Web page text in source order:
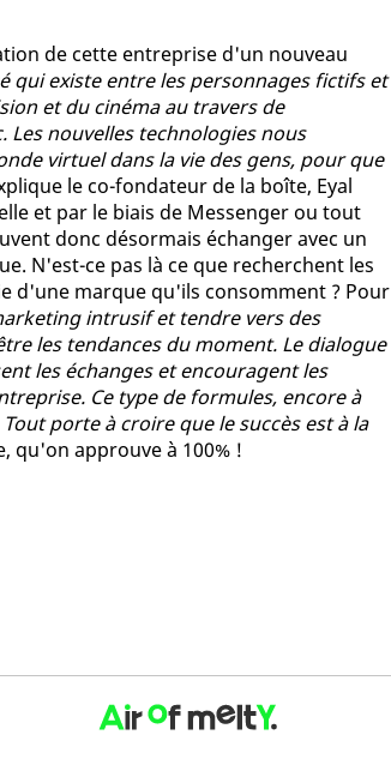
de cette entreprise d'un nouveau
qui existe entre les personnages fictifs et
et du cinéma au travers de
nouvelles technologies nous
virtuel dans la vie des gens, pour que
le co-fondateur de la boîte, Eyal
et par le biais de Messenger ou tout
donc désormais échanger avec un
N'est-ce pas là ce que recherchent les
d'une marque qu'ils consomment ? Pour
intrusif et tendre vers des
les tendances du moment. Le dialogue
les échanges et encouragent les
Ce type de formules, encore à
porte à croire que le succès est à la
qu'on approuve à 100% !